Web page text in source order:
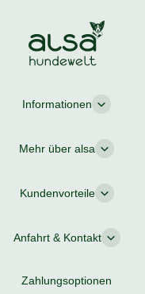
Informationen
Mehr über alsa
Kundenvorteile
Anfahrt & Kontakt
Zahlungsoptionen